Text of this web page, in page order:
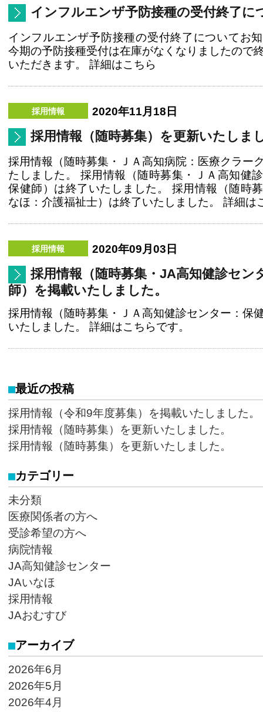
インフルエンザ予防接種の受付終了に
インフルエンザ予防接種の受付終了についてお
今期の予防接種受付は在庫がなくなりましたので
いただきます。 詳細はこちら
2020年11月18日
採用情報（随時募集）を更新いたしま
採用情報（随時募集・ＪＡ高知病院：医療クラー
たしました。 採用情報（随時募集・ＪＡ高知健
保健師）は終了いたしました。 採用情報（随時
なほ：介護福祉士）は終了いたしました。 詳細は
2020年09月03日
採用情報（随時募集・JA高知健診セン
師）を掲載いたしました。
採用情報（随時募集・ＪＡ高知健診センター：保
いたしました。 詳細はこちらです。
最近の投稿
採用情報（令和9年度募集）を掲載いたしました。
採用情報（随時募集）を更新いたしました。
採用情報（随時募集）を更新いたしました。
カテゴリー
未分類
医療関係者の方へ
受診希望の方へ
病院情報
JA高知健診センター
JAいなほ
採用情報
JAおむすび
アーカイブ
2026年6月
2026年5月
2026年4月